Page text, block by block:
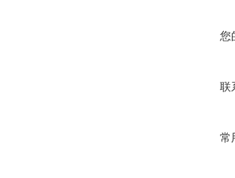
您
联
常